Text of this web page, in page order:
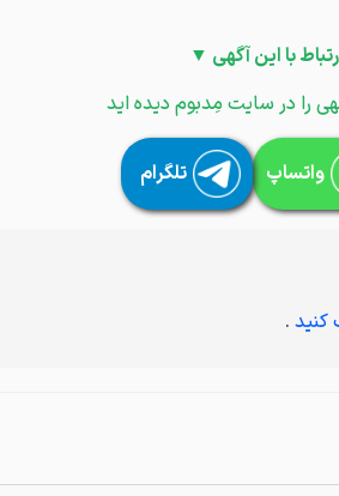
با این آگهی ▼
را در سایت مِدبوم دیده اید
واتساپ تلگرام
کنید .